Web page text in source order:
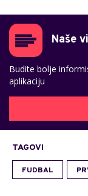
Naše
Budite bolje
aplikaciju
TAGOVI
FUDBAL